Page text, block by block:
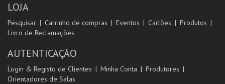
LOJA
Pesquisar Carrinho de compras Eventos Cartões
Produtos
Livro de Reclamações
AUTENTICAÇÃO
Login & Registo de Clientes Minha Conta
Produtores
Orientadores de Salas